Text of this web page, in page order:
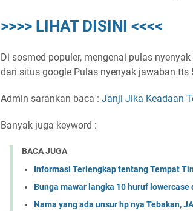
>>>> LIHAT DISINI <<<<
Di sosmed populer, mengenai pulas
dari situs google Pulas nyenyak jawaban
Admin sarankan baca : Janji Jika Keadaan
Banyak juga keyword :
BACA JUGA
Informasi Terlengkap tentang Tempat
Bunga mawar langka 10 huruf lowercase
Nama yang ada unsur hp nya Tebakan,